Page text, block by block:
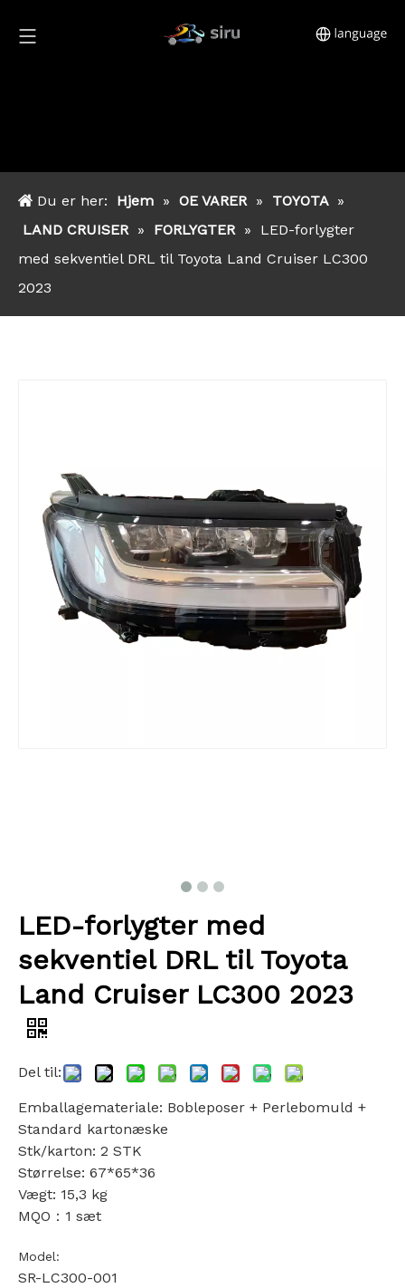
Du er her: Hjem » OE VARER » TOYOTA »
LAND CRUISER » FORLYGTER »
LED-forlygter
med sekventiel DRL til Toyota Land Cruiser LC300
2023
LED-forlygter med
sekventiel DRL til Toyota
Land Cruiser LC300 2023
Del til:
Emballagemateriale: Bobleposer + Perlebomuld +
Standard kartonæske
Stk/karton: 2 STK
Størrelse: 67*65*36
Vægt: 15,3 kg
MQO：1 sæt
Model:
SR-LC300-001